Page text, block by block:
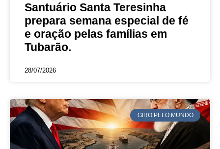
Santuário Santa Teresinha
prepara semana especial de fé
e oração pelas famílias em
Tubarão.
28/07/2026
GIRO PELO MUNDO